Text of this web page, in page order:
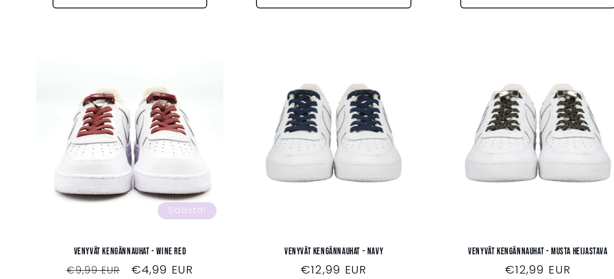
Säästä!
Venyvät kengännauhat - WINE RED
Normaalihinta
€9,99 EUR Myyntihinta
€4,99 EUR
Venyvät kengännauhat - NAVY
Normaalihinta
€12,99 EUR
Venyvät kengännauhat - MUSTA HEIJASTAVA
Normaalihinta
€12,99 EUR